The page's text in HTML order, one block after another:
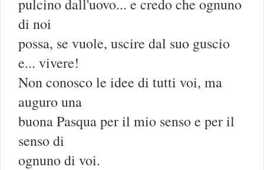
pulcino dall'uovo... e credo che ognuno
di noi
possa, se vuole, uscire dal suo guscio
e... vivere!
Non conosco le idee di tutti voi, ma
auguro una
buona Pasqua per il mio senso e per il
senso di
ognuno di voi.